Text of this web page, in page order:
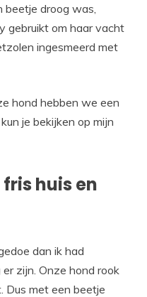
droog was,
gebruikt om haar vacht
ingesmeerd met
hond hebben we een
je bekijken op mijn
huis en
dan ik had
zijn. Onze hond rook
Dus met een beetje